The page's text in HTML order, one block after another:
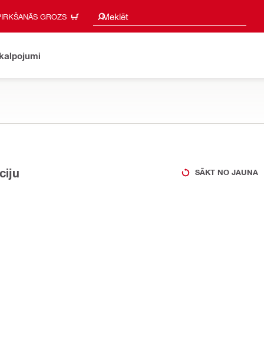
GROZS Meklēt
Meklēšanas ieteikumi
SĀKT NO JAUNA